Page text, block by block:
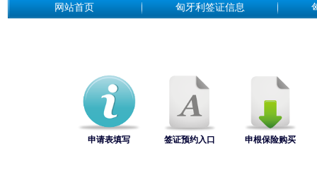
网站首页 匈牙利签证信息
申请表填写 签证预约入口 申根保险购买